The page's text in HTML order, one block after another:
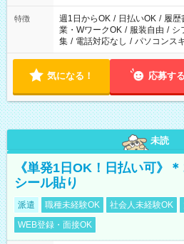
特徴 週1日からOK / 日払いOK / 履歴
業・WワークOK / 服装自由 / シ
集 / 電話対応なし / パソコンス
気になる！ 応募する
未読
《単発1日OK！日払い可》
シール貼り
派遣 職種未経験OK 社会人未経験OK
WEB登録・面接OK